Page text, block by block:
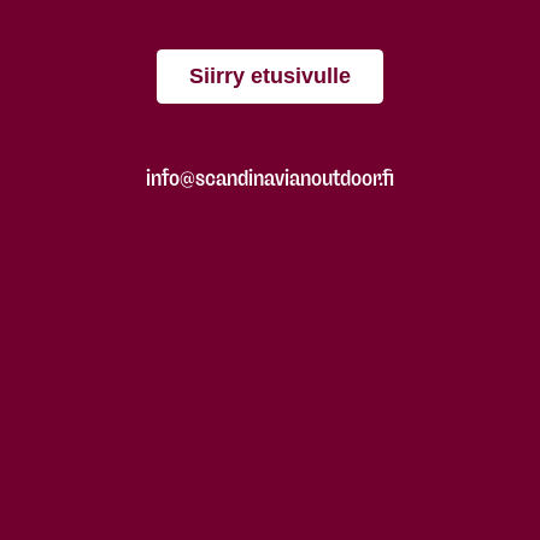
Siirry etusivulle
info@scandinavianoutdoor.fi